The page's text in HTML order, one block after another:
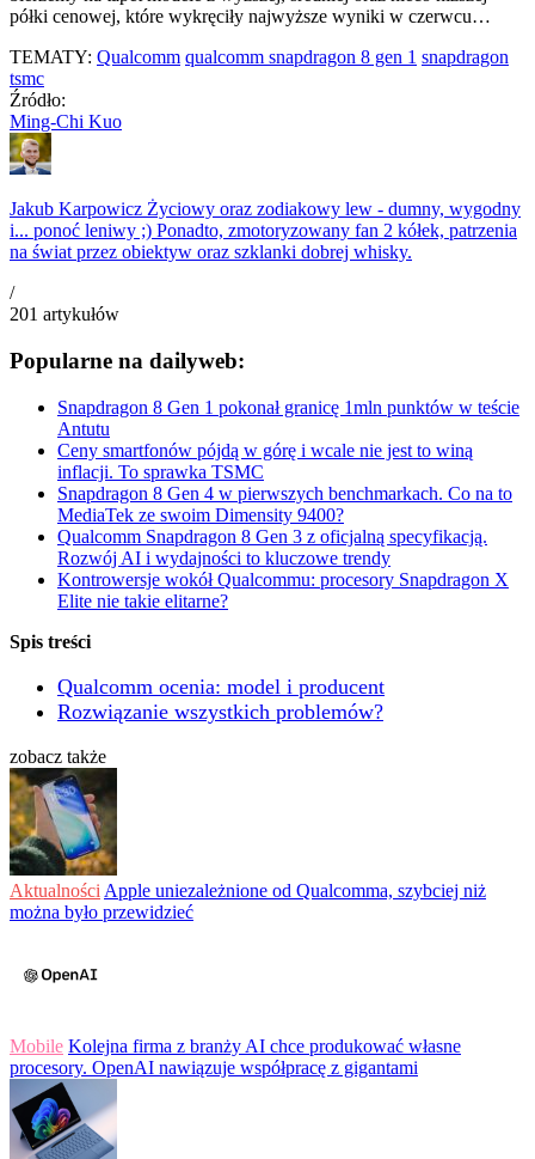
półki cenowej, które wykręciły najwyższe wyniki w czerwcu…
TEMATY: Qualcomm qualcomm snapdragon 8 gen 1 snapdragon
tsmc
Źródło:
Ming-Chi Kuo
Jakub Karpowicz Życiowy oraz zodiakowy lew - dumny, wygodny
i... ponoć leniwy ;) Ponadto, zmotoryzowany fan 2 kółek, patrzenia
na świat przez obiektyw oraz szklanki dobrej whisky.
/
201 artykułów
Popularne na dailyweb:
Snapdragon 8 Gen 1 pokonał granicę 1mln punktów w teście
Antutu
Ceny smartfonów pójdą w górę i wcale nie jest to winą
inflacji. To sprawka TSMC
Snapdragon 8 Gen 4 w pierwszych benchmarkach. Co na to
MediaTek ze swoim Dimensity 9400?
Qualcomm Snapdragon 8 Gen 3 z oficjalną specyfikacją.
Rozwój AI i wydajności to kluczowe trendy
Kontrowersje wokół Qualcommu: procesory Snapdragon X
Elite nie takie elitarne?
Spis treści
Qualcomm ocenia: model i producent
Rozwiązanie wszystkich problemów?
zobacz także
Aktualności Apple uniezależnione od Qualcomma, szybciej niż
można było przewidzieć
Mobile Kolejna firma z branży AI chce produkować własne
procesory. OpenAI nawiązuje współpracę z gigantami